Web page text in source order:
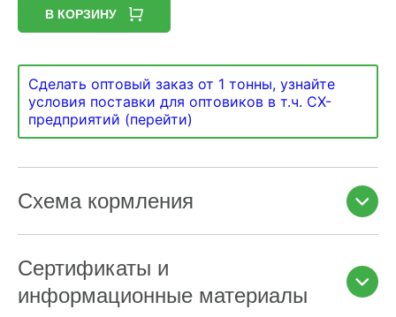
В КОРЗИНУ
Сделать оптовый заказ от 1 тонны, узнайте
условия поставки для оптовиков в т.ч. СХ-
предприятий (перейти)
Схема кормления
Сертификаты и
информационные материалы